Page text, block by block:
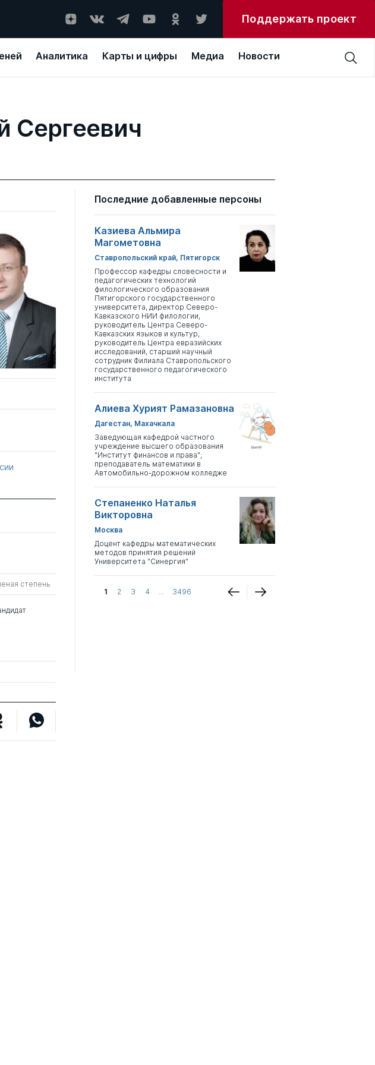
Поддержать проект
Аналитика Карты и цифры Медиа Новости
Сергеевич
степень
Последние добавленные персоны
Казиева Альмира
Магометовна
Ставропольский край, Пятигорск
Профессор кафедры словесности и
педагогических технологий
филологического образования
Пятигорского государственного
университета, директор Северо-
Кавказского НИИ филологии,
руководитель Центра Северо-
Кавказских языков и культур,
руководитель Центра евразийских
исследований, старший научный
сотрудник Филиала Ставропольского
государственного педагогического
института
Алиева Хурият Рамазановна
Дагестан, Махачкала
Заведующая кафедрой частного
учреждение высшего образования
"Институт финансов и права";
преподаватель математики в
Автомобильно-дорожном колледже
Степаненко Наталья
Викторовна
Москва
Доцент кафедры математических
методов принятия решений
Университета "Синергия"
1 2 3 4 ... 3496